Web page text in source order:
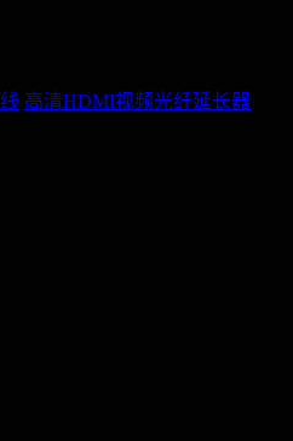
高清HDMI视频光纤延长器